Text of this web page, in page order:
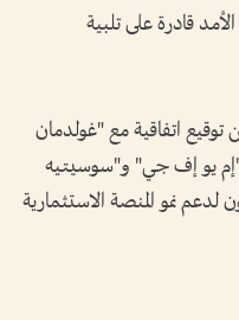
قادرة على تلبية
اتفاقية مع "غولدمان
يو إف جي" و"سوسيتيه
نمو المنصة الاستثمارية